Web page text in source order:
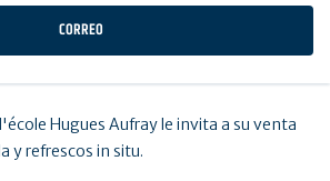
CORREO
Hugues Aufray le invita a su venta
y refrescos in situ.